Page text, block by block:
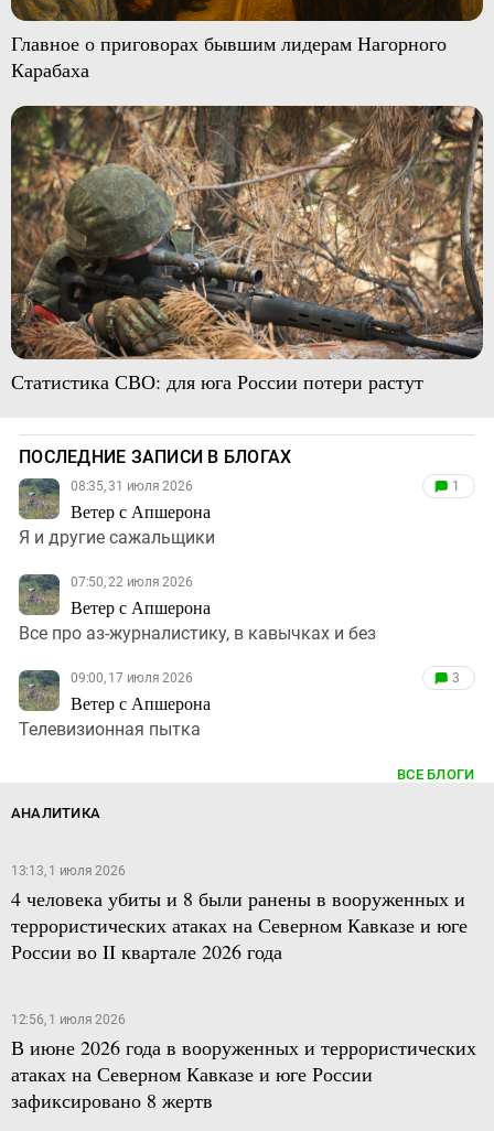
Главное о приговорах бывшим лидерам Нагорного
Карабаха
Статистика СВО: для юга России потери растут
ПОСЛЕДНИЕ ЗАПИСИ В БЛОГАХ
08:35, 31 июля 2026
Ветер с Апшерона
1
Я и другие сажальщики
07:50, 22 июля 2026
Ветер с Апшерона
Все про аз-журналистику, в кавычках и без
09:00, 17 июля 2026
Ветер с Апшерона
3
Телевизионная пытка
ВСЕ БЛОГИ
АНАЛИТИКА
13:13, 1 июля 2026
4 человека убиты и 8 были ранены в вооруженных и
террористических атаках на Северном Кавказе и юге
России во II квартале 2026 года
12:56, 1 июля 2026
В июне 2026 года в вооруженных и террористических
атаках на Северном Кавказе и юге России
зафиксировано 8 жертв